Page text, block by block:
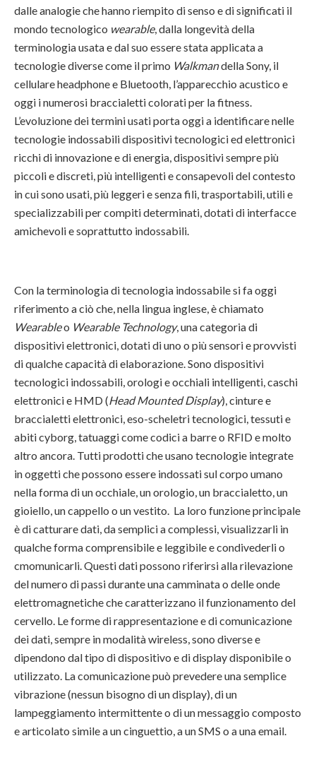
dalle analogie che hanno riempito di senso e di significati il
mondo tecnologico wearable, dalla longevità della
terminologia usata e dal suo essere stata applicata a
tecnologie diverse come il primo Walkmandella Sony, il
cellulare headphone e Bluetooth, l’apparecchio acustico e
oggi i numerosi braccialetti colorati per la fitness.
L’evoluzione dei termini usati porta oggi a identificare nelle
tecnologie indossabili dispositivi tecnologici ed elettronici
ricchi di innovazione e di energia, dispositivi sempre più
piccoli e discreti, più intelligenti e consapevoli del contesto
in cui sono usati, più leggeri e senza fili, trasportabili, utili e
specializzabili per compiti determinati, dotati di interfacce
amichevoli e soprattutto indossabili.
Con la terminologia di tecnologia indossabile si fa oggi
riferimento a ciò che, nella lingua inglese, è chiamato
Wearableo Wearable Technology, una categoria di
dispositivi elettronici, dotati di uno o più sensori e provvisti
di qualche capacità di elaborazione. Sono dispositivi
tecnologici indossabili, orologi e occhiali intelligenti, caschi
elettronici e HMD (Head Mounted Display), cinture e
braccialetti elettronici, eso-scheletri tecnologici, tessuti e
abiti cyborg, tatuaggi come codici a barre o RFID e molto
altro ancora. Tutti prodotti che usano tecnologie integrate
in oggetti che possono essere indossati sul corpo umano
nella forma di un occhiale, un orologio, un braccialetto, un
gioiello, un cappello o un vestito. La loro funzione principale
è di catturare dati, da semplici a complessi, visualizzarli in
qualche forma comprensibile e leggibile e condivederli o
cmomunicarli. Questi dati possono riferirsi alla rilevazione
del numero di passi durante una camminata o delle onde
elettromagnetiche che caratterizzano il funzionamento del
cervello. Le forme di rappresentazione e di comunicazione
dei dati, sempre in modalità wireless, sono diverse e
dipendono dal tipo di dispositivo e di display disponibile o
utilizzato. La comunicazione può prevedere una semplice
vibrazione (nessun bisogno di un display), di un
lampeggiamento intermittente o di un messaggio composto
e articolato simile a un cinguettio, a un SMS o a una email.